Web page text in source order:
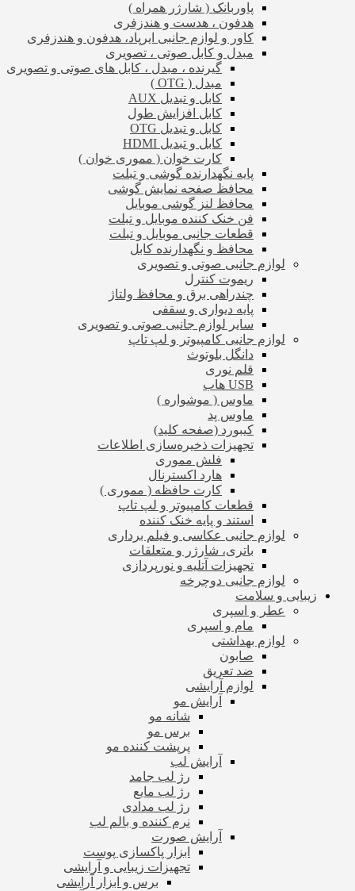
پاوربانک ( شارژر همراه )
هدفون ، هدست و هندزفری
کاور و لوازم جانبی ایرپاد، هدفون و هندزفری
مبدل و کابل صوتی ، تصویری
گیرنده ، مبدل ، کابل های صوتی و تصویری
مبدل ( OTG )
کابل و تبدیل AUX
کابل افزایش طول
کابل و تبدیل OTG
کابل و تبدیل HDMI
کارت خوان ( مموری خوان )
پایه نگهدارنده گوشی و تبلت
محافظ صفحه نمایش گوشی
محافظ لنز گوشی موبایل
فن خنک کننده موبایل و تبلت
قطعات جانبی موبایل و تبلت
محافظ و نگهدارنده کابل
لوازم جانبی صوتی و تصویری
ریموت کنترل
چندراهی برق و محافظ ولتاژ
پایه دیواری و سقفی
سایر لوازم جانبی صوتی و تصویری
لوازم جانبی کامپیوتر و لپ تاپ
دانگل بلوتوث
قلم نوری
USB هاب
ماوس ( موشواره )
ماوس پد
کیبورد (صفحه کلید)
تجهیزات ذخیره‌سازی اطلاعات
فلش مموری
هارد اکسترنال
کارت حافظه ( مموری )
قطعات کامپیوتر و لپ تاپ
استند و پایه خنک کننده
لوازم جانبی عکاسی و فیلم برداری
باتری، شارژر و متعلقات
تجهیزات آتلیه و نورپردازی
لوازم جانبی دوچرخه
زیبایی و سلامت
عطر و اسپری
مام و اسپری
لوازم بهداشتی
صابون
ضد تعریق
لوازم آرایشی
آرایش مو
شانه مو
برس مو
پرپشت کننده مو
آرایش لب
رژ لب جامد
رژ لب مایع
رژ لب مدادی
نرم کننده و بالم لب
آرایش صورت
ابزار پاکسازی پوست
تجهیزات زیبایی و آرایشی
برس و ابزار آرایشی